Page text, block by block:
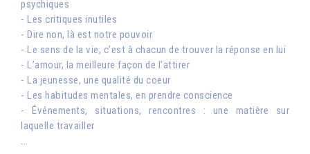
psychiques
- Les critiques inutiles
- Dire non, là est notre pouvoir
- Le sens de la vie, c’est à chacun de trouver la réponse en lui
- L’amour, la meilleure façon de l’attirer
- La jeunesse, une qualité du coeur
- Les habitudes mentales, en prendre conscience
- Événements, situations, rencontres : une matière sur
laquelle travailler
...